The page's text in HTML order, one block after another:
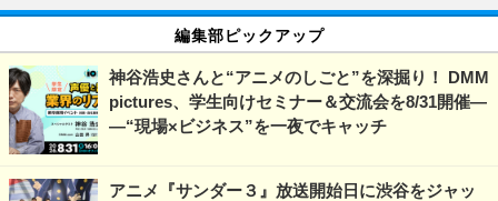
編集部ピックアップ
神谷浩史さんと“アニメのしごと”を深掘り！ DMM
pictures、学生向けセミナー＆交流会を8/31開催―
―“現場×ビジネス”を一夜でキャッチ
アニメ『サンダー３』放送開始日に渋谷をジャッ